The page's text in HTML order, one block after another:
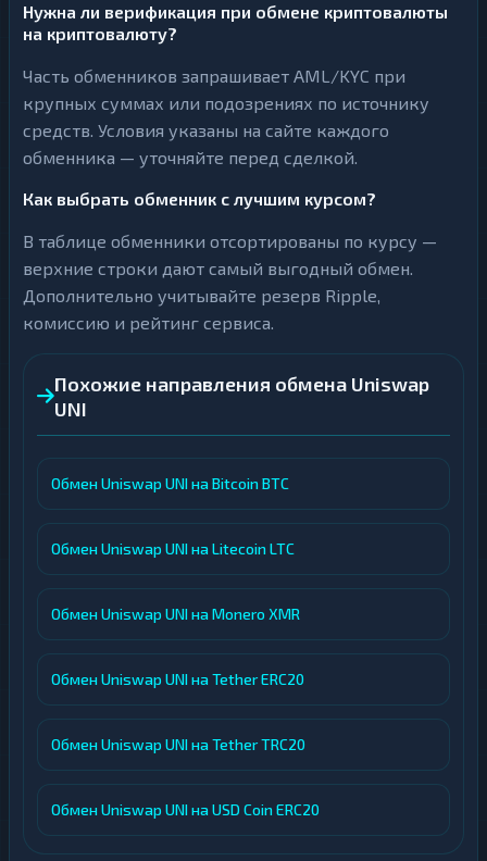
Нужна ли верификация при обмене криптовалюты
на криптовалюту?
Часть обменников запрашивает AML/KYC при
крупных суммах или подозрениях по источнику
средств. Условия указаны на сайте каждого
обменника — уточняйте перед сделкой.
Как выбрать обменник с лучшим курсом?
В таблице обменники отсортированы по курсу —
верхние строки дают самый выгодный обмен.
Дополнительно учитывайте резерв Ripple,
комиссию и рейтинг сервиса.
Похожие направления обмена Uniswap
UNI
Обмен Uniswap UNI на Bitcoin BTC
Обмен Uniswap UNI на Litecoin LTC
Обмен Uniswap UNI на Monero XMR
Обмен Uniswap UNI на Tether ERC20
Обмен Uniswap UNI на Tether TRC20
Обмен Uniswap UNI на USD Coin ERC20